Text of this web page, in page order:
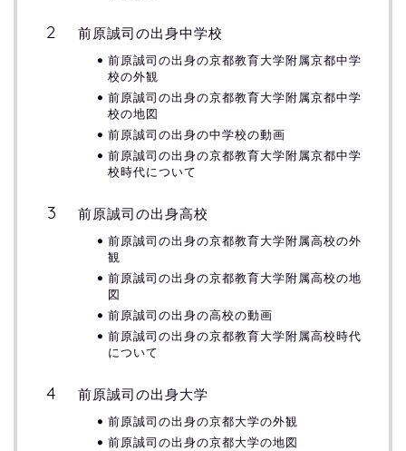
前原誠司の出身中学校
前原誠司の出身の京都教育大学附属京都中学
校の外観
前原誠司の出身の京都教育大学附属京都中学
校の地図
前原誠司の出身の中学校の動画
前原誠司の出身の京都教育大学附属京都中学
校時代について
前原誠司の出身高校
前原誠司の出身の京都教育大学附属高校の外
観
前原誠司の出身の京都教育大学附属高校の地
図
前原誠司の出身の高校の動画
前原誠司の出身の京都教育大学附属高校時代
について
前原誠司の出身大学
前原誠司の出身の京都大学の外観
前原誠司の出身の京都大学の地図